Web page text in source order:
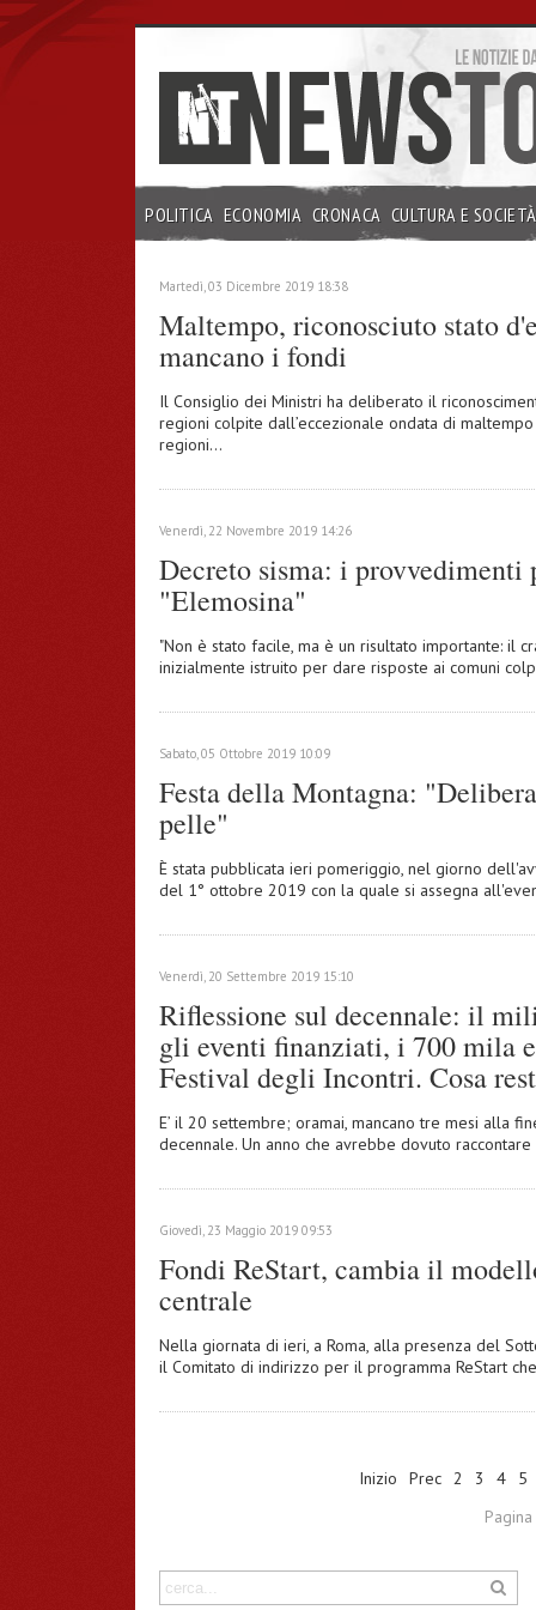
POLITICA ECONOMIA CRONACA CULTURA E
Martedì, 03 Dicembre 2019 18:38
Maltempo, riconosciuto stato
mancano i fondi
Il Consiglio dei Ministri ha deliberato il
regioni colpite dall’eccezionale ondata di
regioni…
Venerdì, 22 Novembre 2019 14:26
Decreto sisma: i
"Elemosina"
"Non è stato facile, ma è un risultato importante: il
inizialmente istruito per dare risposte ai comuni
Sabato, 05 Ottobre 2019 10:09
Festa della Montagna:
pelle"
È stata pubblicata ieri pomeriggio, nel giorno
del 1° ottobre 2019 con la quale si assegna
Venerdì, 20 Settembre 2019 15:10
Riflessione sul decennale: il
gli eventi finanziati, i 700 mila
Festival degli Incontri. Cosa
E’ il 20 settembre; oramai, mancano tre mesi alla
decennale. Un anno che avrebbe dovuto
Giovedì, 23 Maggio 2019 09:53
Fondi ReStart, cambia il
centrale
Nella giornata di ieri, a Roma, alla presenza del
il Comitato di indirizzo per il programma ReStart
Inizio Prec 2 3 4
5